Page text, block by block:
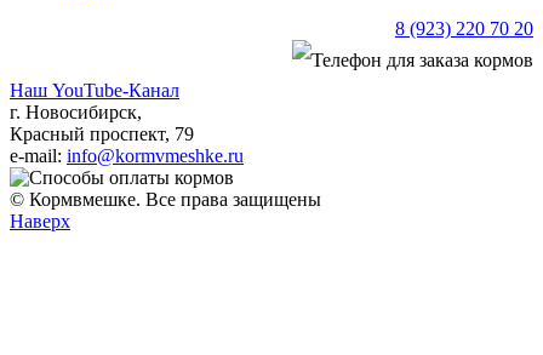
8 (923) 220 70 20
Наш YouTube-Канал
г. Новосибирск,
Красный проспект, 79
e-mail: info@kormvmeshke.ru
© Кормвмешке. Все права защищены
Наверх